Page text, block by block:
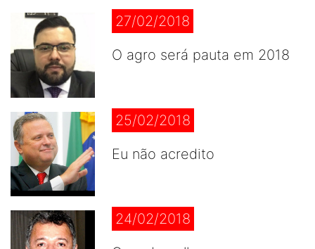
27/02/2018
O agro será pauta em 2018
25/02/2018
Eu não acredito
24/02/2018